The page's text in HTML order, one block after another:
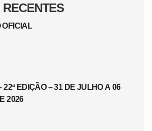
OFICIAL
22ª EDIÇÃO – 31 DE JULHO A 06
2026